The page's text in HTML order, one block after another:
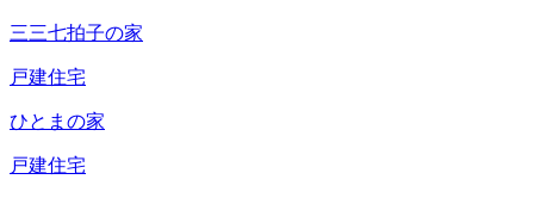
三三七拍子の家
戸建住宅
ひとまの家
戸建住宅